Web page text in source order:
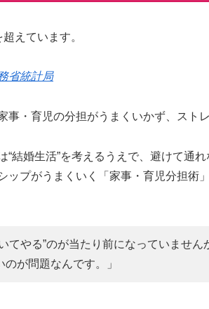
えています。
省統計局
事・育児の分担がうまくいかず、スト
結婚生活”を考えるうえで、避けて通れ
ップがうまくいく「家事・育児分担術
てやる”のが当たり前になっていません
が問題なんです。」